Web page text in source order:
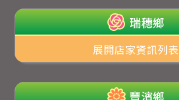
瑞穗鄉
展開店家資訊列表
豐濱鄉